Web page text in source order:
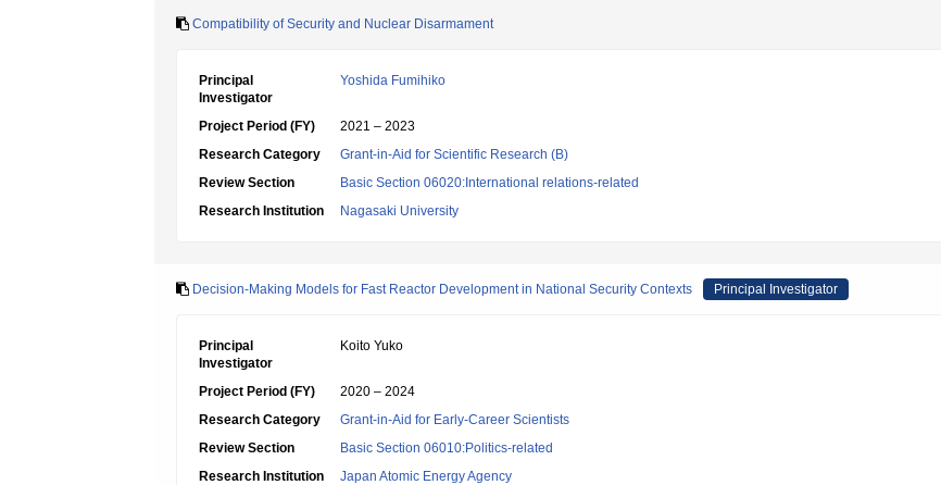
Compatibility of Security and Nuclear Disarmament
Principal
Investigator
Yoshida Fumihiko
Project Period (FY)
2021 – 2023
Research Category
Grant-in-Aid for Scientific Research (B)
Review Section
Basic Section 06020:International relations-related
Research Institution
Nagasaki University
Decision-Making Models for Fast Reactor Development in National Security Contexts Principal Investigator
Principal
Investigator
Koito Yuko
Project Period (FY)
2020 – 2024
Research Category
Grant-in-Aid for Early-Career Scientists
Review Section
Basic Section 06010:Politics-related
Research Institution
Japan Atomic Energy Agency